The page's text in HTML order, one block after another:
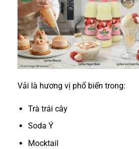
Vải là hương vị phổ biến trong:
Trà trái cây
Soda Ý
Mocktail